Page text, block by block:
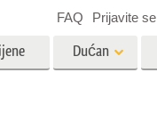
Dućan
FAQ Prijavite se